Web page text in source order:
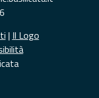
| Il Logo